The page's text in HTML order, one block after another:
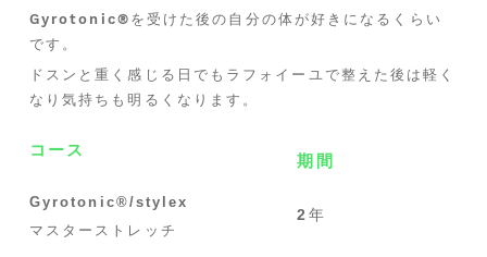
Gyrotonic®︎を受けた後の自分の体が好きになるくらい
です。
ドスンと重く感じる日でもラフォイーユで整えた後は軽く
なり気持ちも明るくなります。
コース
Gyrotonic®︎/stylex
マスターストレッチ
期間
2 年